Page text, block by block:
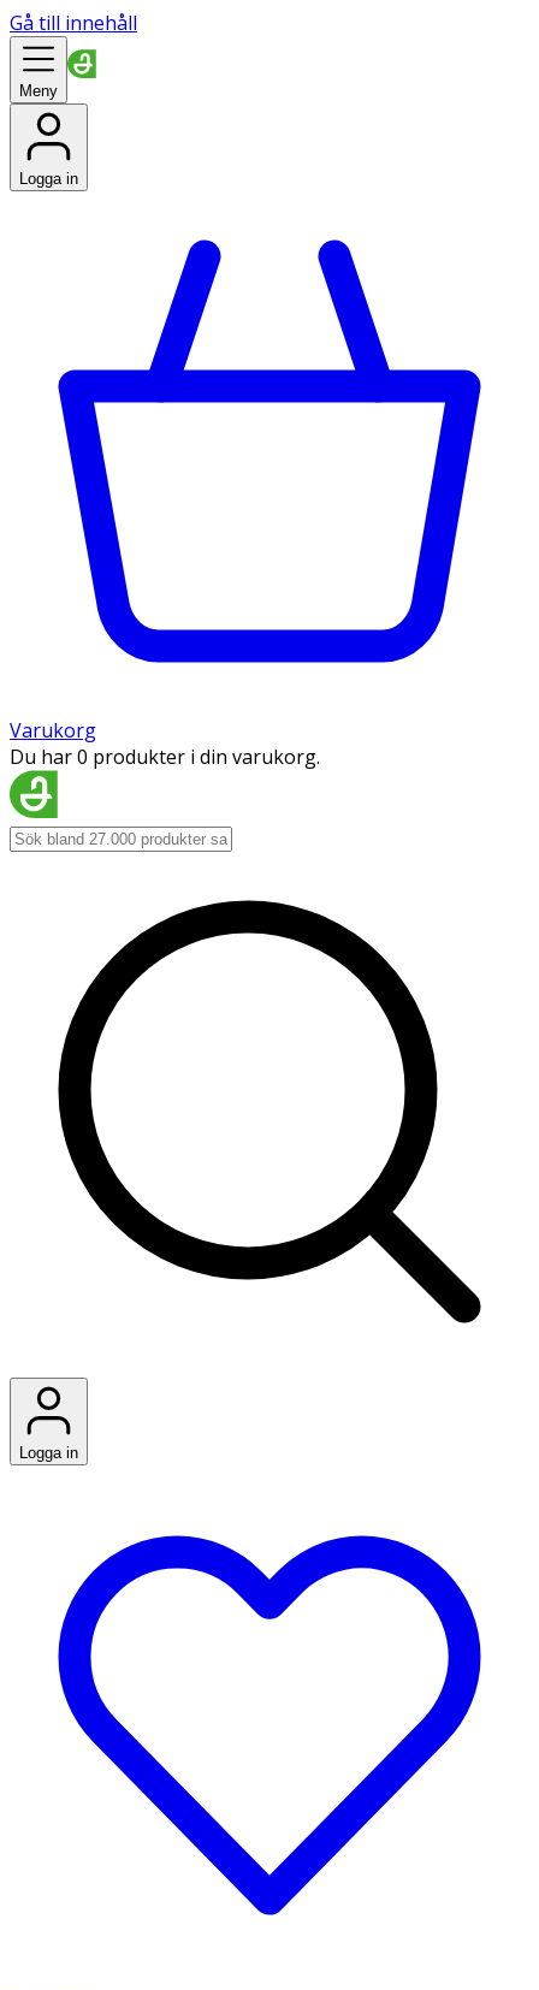
Gå till innehåll
Meny
Logga in
Varukorg
Du har 0 produkter i din varukorg.
Logga in